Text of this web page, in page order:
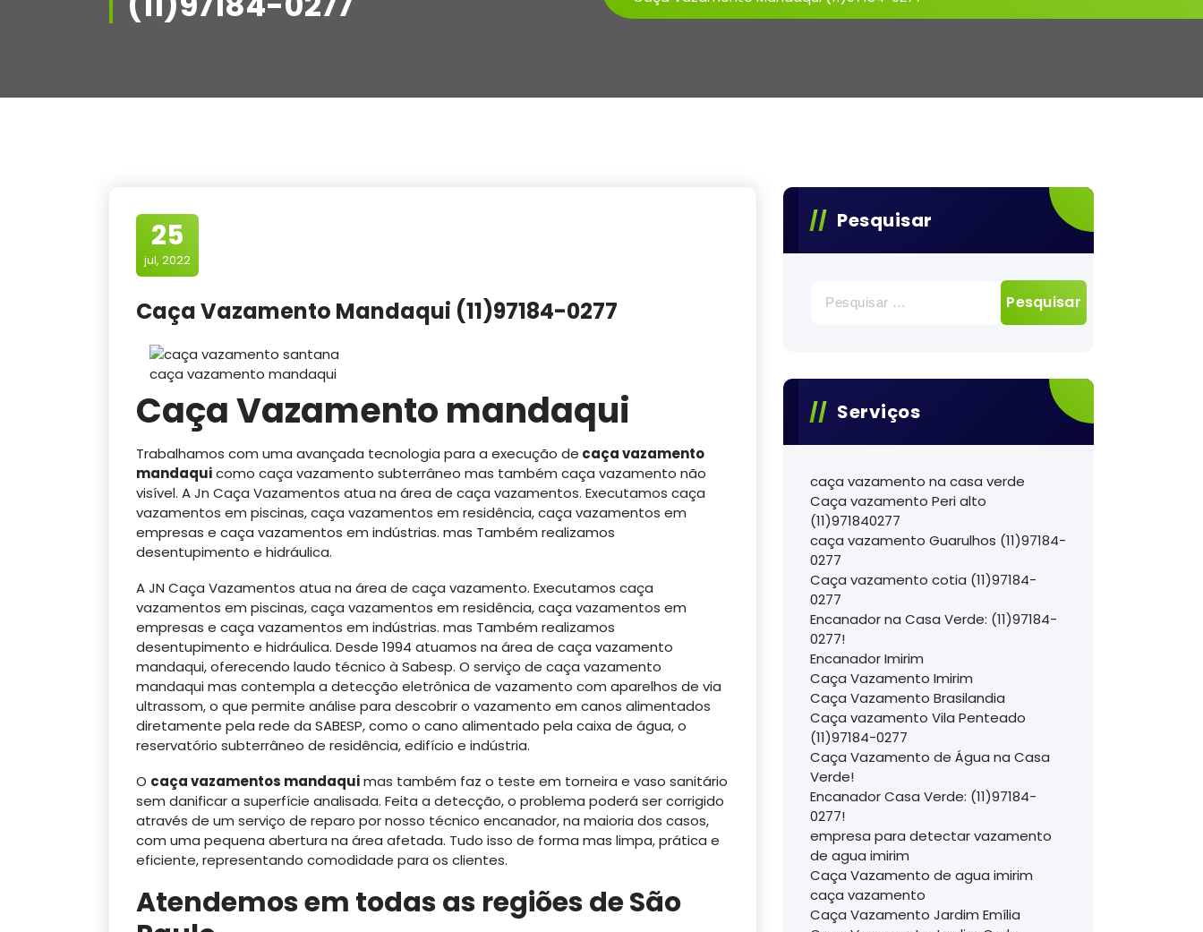
25
jul, 2022
Caça Vazamento Mandaqui (11)97184-0277
caça vazamento mandaqui
Caça Vazamento mandaqui
Trabalhamos com uma avançada tecnologia para a execução de caça vazamento
mandaquicomo caça vazamento subterrâneo mas também caça vazamento não
visível. A Jn Caça Vazamentos atua na área de caça vazamentos. Executamos caça
vazamentos em piscinas, caça vazamentos em residência, caça vazamentos em
empresas e caça vazamentos em indústrias. mas Também realizamos
desentupimento e hidráulica.
A JN Caça Vazamentos atua na área de caça vazamento. Executamos caça
vazamentos em piscinas, caça vazamentos em residência, caça vazamentos em
empresas e caça vazamentos em indústrias. mas Também realizamos
desentupimento e hidráulica. Desde 1994 atuamos na área de caça vazamento
mandaqui, oferecendo laudo técnico à Sabesp. O serviço de caça vazamento
mandaqui mas contempla a detecção eletrônica de vazamento com aparelhos de via
ultrassom, o que permite análise para descobrir o vazamento em canos alimentados
diretamente pela rede da SABESP, como o cano alimentado pela caixa de água, o
reservatório subterrâneo de residência, edifício e indústria.
O caça vazamentos mandaquimas também faz o teste em torneira e vaso sanitário
sem danificar a superfície analisada. Feita a detecção, o problema poderá ser corrigido
através de um serviço de reparo por nosso técnico encanador, na maioria dos casos,
com uma pequena abertura na área afetada. Tudo isso de forma mas limpa, prática e
eficiente, representando comodidade para os clientes.
Atendemos em todas as regiões de São
Pesquisar
por:
Serviços
caça vazamento na casa verde
Caça vazamento Peri alto
(11)971840277
caça vazamento Guarulhos (11)97184-
0277
Caça vazamento cotia (11)97184-
0277
Encanador na Casa Verde: (11)97184-
0277!
Encanador Imirim
Caça Vazamento Imirim
Caça Vazamento Brasilandia
Caça vazamento Vila Penteado
(11)97184-0277
Caça Vazamento de Água na Casa
Verde!
Encanador Casa Verde: (11)97184-
0277!
empresa para detectar vazamento
de agua imirim
Caça Vazamento de agua imirim
caça vazamento
Caça Vazamento Jardim Emília